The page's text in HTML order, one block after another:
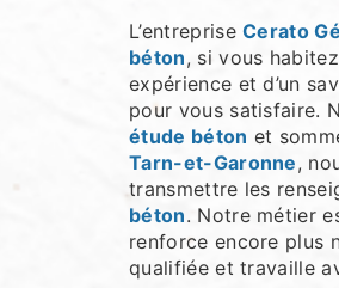
L’entrepriseCerato
béton, si vous
expérience et d’un
pour vous satisfaire.
étude béton et
Tarn-et-Garonne,
transmettre les
béton. Notre métier
renforce encore plus
qualifiée et travaille